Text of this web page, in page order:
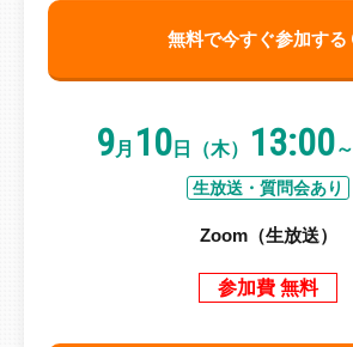
無料で今すぐ参加する
9月 10 日（木） 13:00～
生放送・質問会あり
Zoom（生放送）
参加費 無料